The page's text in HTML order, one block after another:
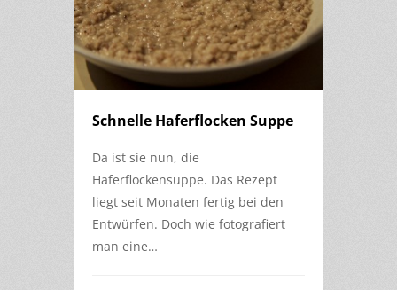
Schnelle Haferflocken Suppe
Da ist sie nun, die
Haferflockensuppe. Das Rezept
liegt seit Monaten fertig bei den
Entwürfen. Doch wie fotografiert
man eine…